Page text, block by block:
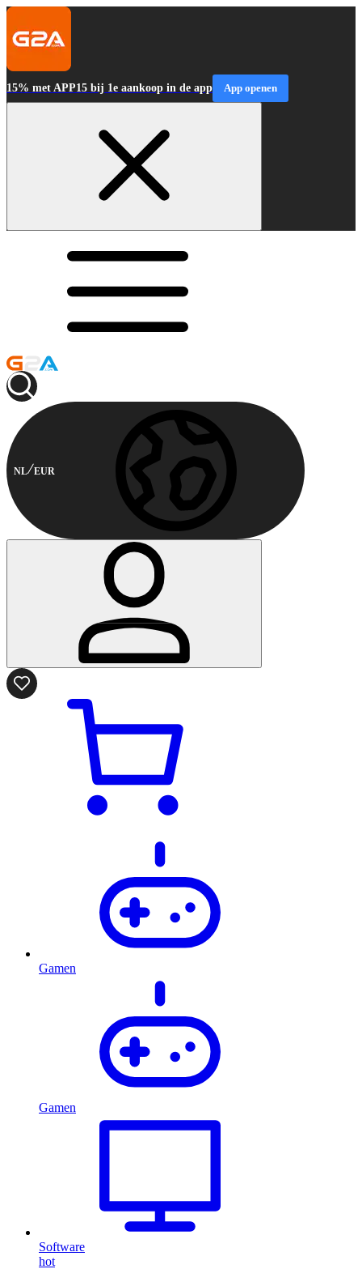
15% met APP15 bij 1e aankoop in de app App openen
NL EUR
Gamen
Gamen
Software
hot